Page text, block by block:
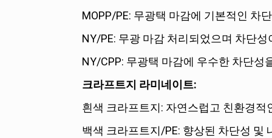
MOPP/PE: 무광택 마감에 기본적인 차
NY/PE: 무광 마감 처리되었으며 차단성
NY/CPP: 무광택 마감에 우수한 차단성
크라프트지 라미네이트:
흰색 크라프트지: 자연스럽고 친환경적
백색 크라프트지/PE: 향상된 차단성 및